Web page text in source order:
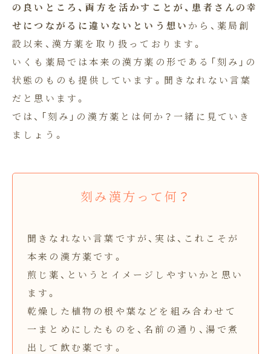
の良いところ、両方を活かすことが、患者さんの幸
せにつながるに違いないという想い から、薬局創
設以来、漢方薬を取り扱っております。
いくも薬局では本来の漢方薬の形である「刻み」の
状態のものも提供しています。聞きなれない言葉
だと思います。
では、「刻み」の漢方薬とは何か？一緒に見ていき
ましょう。
刻み漢方って何？
聞きなれない言葉ですが、実は、これこそが
本来の漢方薬です。
煎じ薬、というとイメージしやすいかと思い
ます。
乾燥した植物の根や葉などを組み合わせて
一まとめにしたものを、名前の通り、湯で煮
出して飲む薬です。